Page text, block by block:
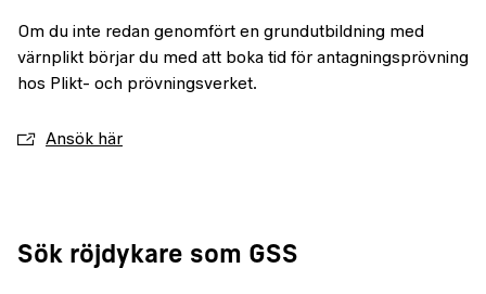
Om du inte redan genomfört en grundutbildning med
värnplikt börjar du med att boka tid för antagningsprövning
hos Plikt- och prövningsverket.
Ansök här
Sök röjdykare som GSS